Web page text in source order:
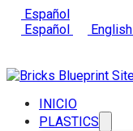
Español
Español
English
INICIO
PLASTICS